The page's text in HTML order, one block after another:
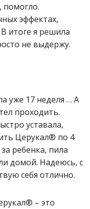
помогло.
эффектах,
В итоге я решила
не выдержу.
уже 17 неделя … А
проходить.
уставала,
Церукал® по 4
ребенка, пила
домой. Надеюсь, с
себя отлично.
– это